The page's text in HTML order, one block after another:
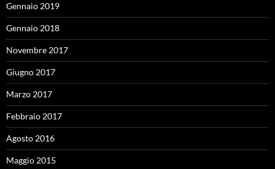
Gennaio 2019
Gennaio 2018
Novembre 2017
Giugno 2017
Marzo 2017
Febbraio 2017
Agosto 2016
Maggio 2015